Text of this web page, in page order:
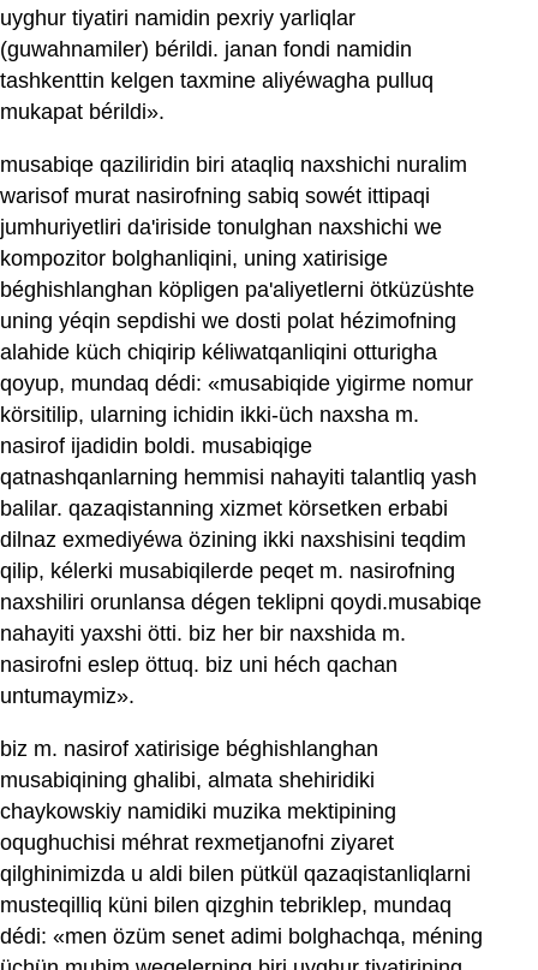
uyghur tiyatiri namidin pexriy yarliqlar
(guwahnamiler) bérildi. janan fondi namidin
tashkenttin kelgen taxmine aliyéwagha pulluq
mukapat bérildi».
musabiqe qaziliridin biri ataqliq naxshichi nuralim
warisof murat nasirofning sabiq sowét ittipaqi
jumhuriyetliri da'iriside tonulghan naxshichi we
kompozitor bolghanliqini, uning xatirisige
béghishlanghan köpligen pa'aliyetlerni ötküzüshte
uning yéqin sepdishi we dosti polat hézimofning
alahide küch chiqirip kéliwatqanliqini otturigha
qoyup, mundaq dédi: «musabiqide yigirme nomur
körsitilip, ularning ichidin ikki-üch naxsha m.
nasirof ijadidin boldi. musabiqige
qatnashqanlarning hemmisi nahayiti talantliq yash
balilar. qazaqistanning xizmet körsetken erbabi
dilnaz exmediyéwa özining ikki naxshisini teqdim
qilip, kélerki musabiqilerde peqet m. nasirofning
naxshiliri orunlansa dégen teklipni qoydi.musabiqe
nahayiti yaxshi ötti. biz her bir naxshida m.
nasirofni eslep öttuq. biz uni héch qachan
untumaymiz».
biz m. nasirof xatirisige béghishlanghan
musabiqining ghalibi, almata shehiridiki
chaykowskiy namidiki muzika mektipining
oqughuchisi méhrat rexmetjanofni ziyaret
qilghinimizda u aldi bilen pütkül qazaqistanliqlarni
musteqilliq küni bilen qizghin tebriklep, mundaq
dédi: «men özüm senet adimi bolghachqa, méning